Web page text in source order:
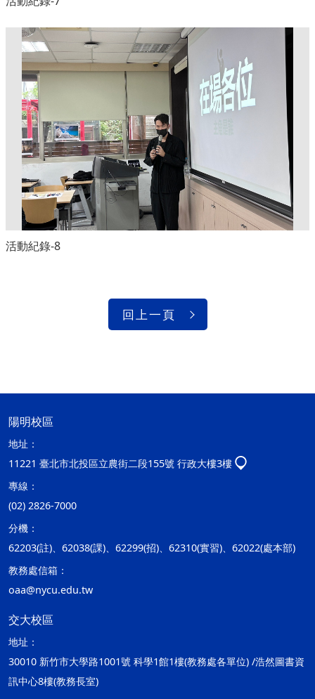
活動紀錄-8
回上一頁
陽明校區
地址：
11221 臺北市北投區立農街二段155號 行政大樓3樓
專線：
(02) 2826-7000
分機：
62203(註)、62038(課)、62299(招)、62310(實習)、62022(處本部)
教務處信箱：
oaa@nycu.edu.tw
交大校區
地址：
30010 新竹市大學路1001號 科學1館1樓(教務處各單位) /浩然圖書資
訊中心8樓(教務長室)